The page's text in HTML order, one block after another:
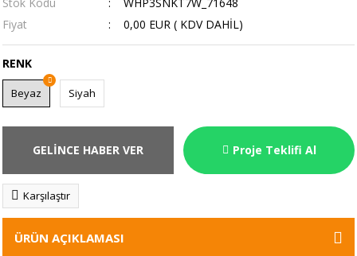
Fiyat
0,00 EUR ( KDV DAHİL)
RENK
Beyaz Siyah
GELİNCE HABER VER Proje Teklifi Al
Karşılaştır
ÜRÜN AÇIKLAMASI